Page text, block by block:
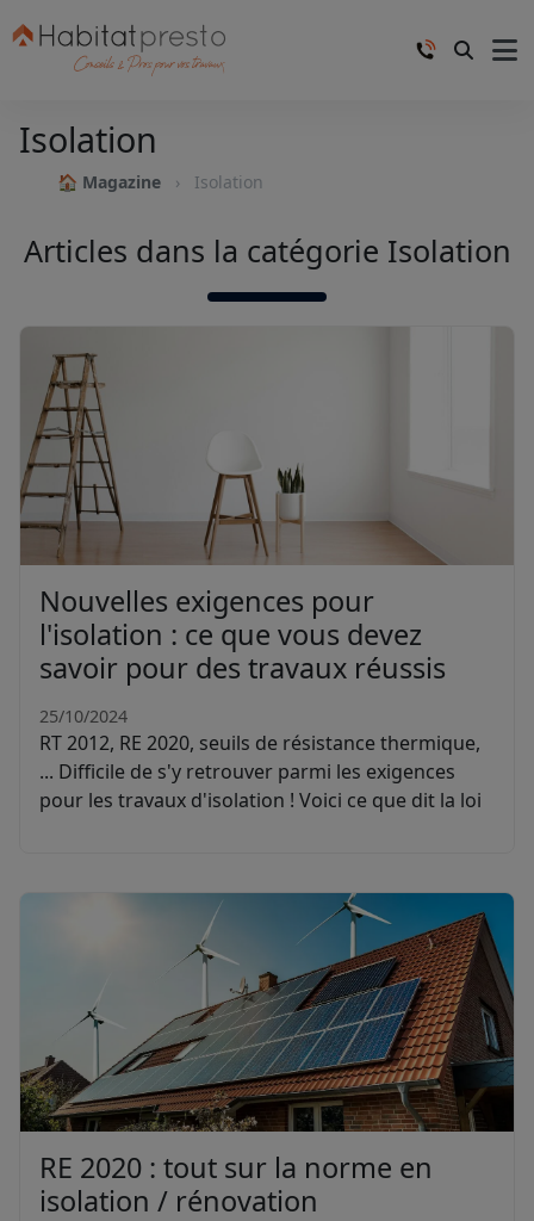
Isolation
🏠 Magazine Isolation
Articles dans la catégorie Isolation
Nouvelles exigences pour
l'isolation : ce que vous devez
savoir pour des travaux réussis
25/10/2024
RT 2012, RE 2020, seuils de résistance thermique,
... Difficile de s'y retrouver parmi les exigences
pour les travaux d'isolation ! Voici ce que dit la loi
RE 2020 : tout sur la norme en
isolation / rénovation